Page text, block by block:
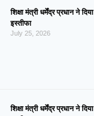
शिक्षा मंत्री धर्मेंद्र प्रधान ने दिया
इस्तीफा
July 25, 2026
शिक्षा मंत्री धर्मेंद्र प्रधान ने दिया